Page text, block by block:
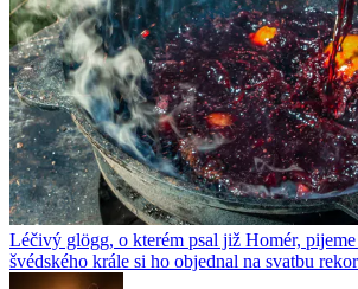
Léčivý glögg, o kterém psal již Homér, pijeme
švédského krále si ho objednal na svatbu